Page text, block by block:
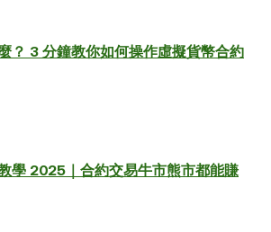
？ 3 分鐘教你如何操作虛擬貨幣合約
學 2025｜合約交易牛市熊市都能賺